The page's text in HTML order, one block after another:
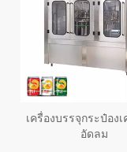
เครื่องบรรจุกระป๋อง
อัดลม